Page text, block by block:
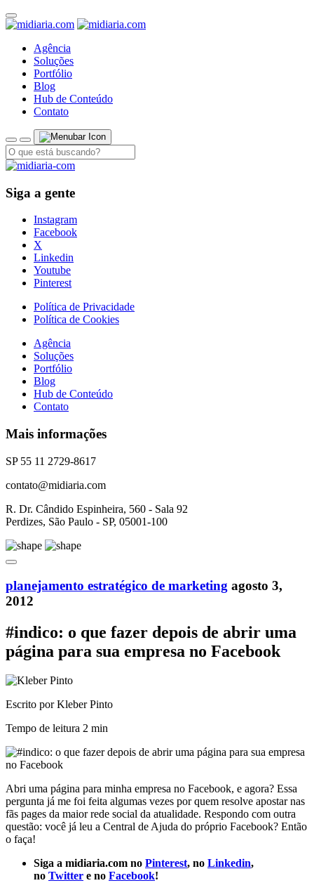
Agência
Soluções
Portfólio
Blog
Hub de Conteúdo
Contato
Siga a gente
Instagram
Facebook
X
Linkedin
Youtube
Pinterest
Política de Privacidade
Política de Cookies
Agência
Soluções
Portfólio
Blog
Hub de Conteúdo
Contato
Mais informações
SP 55 11 2729-8617
contato@midiaria.com
R. Dr. Cândido Espinheira, 560 - Sala 92
Perdizes, São Paulo - SP, 05001-100
planejamento estratégico de marketing agosto 3,
2012
#indico: o que fazer depois de abrir uma
página para sua empresa no Facebook
Escrito por Kleber Pinto
Tempo de leitura 2 min
Abri uma página para minha empresa no Facebook, e agora? Essa
pergunta já me foi feita algumas vezes por quem resolve apostar nas
fãs pages da maior rede social da atualidade. Respondo com outra
questão: você já leu a Central de Ajuda do próprio Facebook? Então
o faça!
Siga a midiaria.com no Pinterest, no Linkedin,
no Twitter e no Facebook!